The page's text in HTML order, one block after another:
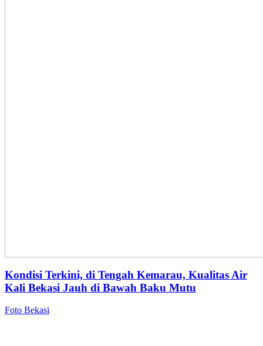
Kondisi Terkini, di Tengah Kemarau, Kualitas Air
Kali Bekasi Jauh di Bawah Baku Mutu
Foto Bekasi